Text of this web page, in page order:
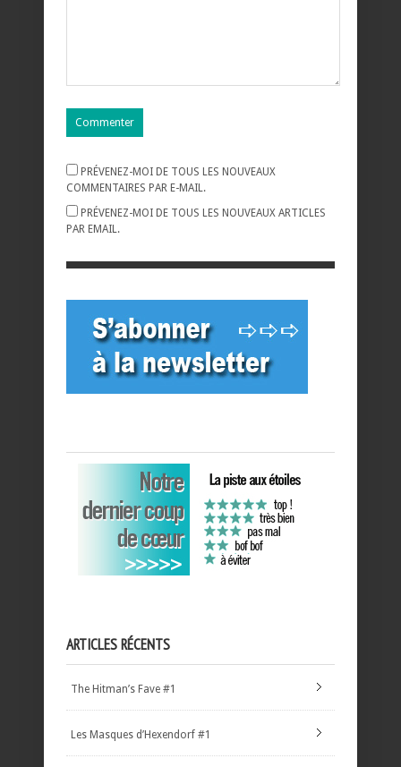
PRÉVENEZ-MOI DE TOUS LES NOUVEAUX
COMMENTAIRES PAR E-MAIL.
PRÉVENEZ-MOI DE TOUS LES NOUVEAUX ARTICLES
PAR EMAIL.
ARTICLES RÉCENTS
The Hitman’s Fave #1
Les Masques d’Hexendorf #1